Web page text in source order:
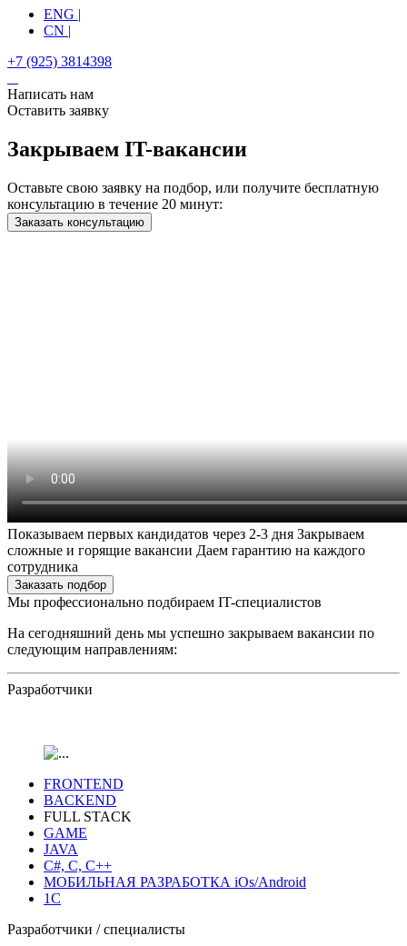
ENG |
CN |
+7 (925) 3814398
Написать нам
Оставить заявку
Закрываем IT-вакансии
Оставьте свою заявку на подбор, или получите бесплатную
консультацию в течение 20 минут:
Заказать консультацию
Показываем первых кандидатов через 2-3 дня Закрываем
сложные и горящие вакансии Даем гарантию на каждого
сотрудника
Заказать подбор
Мы профессионально подбираем IT-специалистов
На сегодняшний день мы успешно закрываем вакансии по
следующим направлениям:
Разработчики
FRONTEND
BACKEND
FULL STACK
GAME
JAVA
C#, C, C++
МОБИЛЬНАЯ РАЗРАБОТКА iOs/Android
1C
Разработчики / специалисты